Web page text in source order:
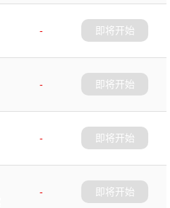
-
即将开始
-
即将开始
-
即将开始
-
即将开始